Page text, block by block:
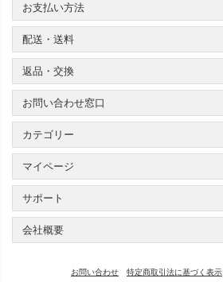
お支払い方法
配送・送料
返品・交換
お問い合わせ窓口
カテゴリー
マイページ
サポート
会社概要
お問い合わせ 特定商取引法に基づく表示